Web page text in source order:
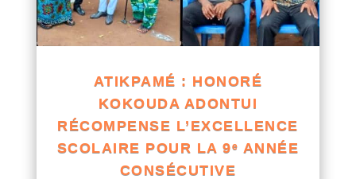
ATIKPAMÉ : HONORÉ
KOKOUDA ADONTUI
RÉCOMPENSE L’EXCELLENCE
SCOLAIRE POUR LA 9ᵉ ANNÉE
CONSÉCUTIVE